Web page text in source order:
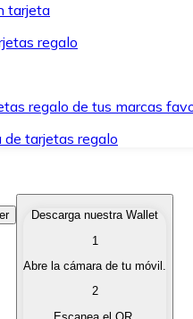
tarjeta
regalo
regalo de tus marcas
de tarjetas regalo
con diferentes
de forma rápida
Descarga nuestra Wallet
1
Abre la cámara de tu móvil.
2